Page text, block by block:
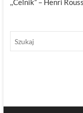
,,Celnik” – Henri